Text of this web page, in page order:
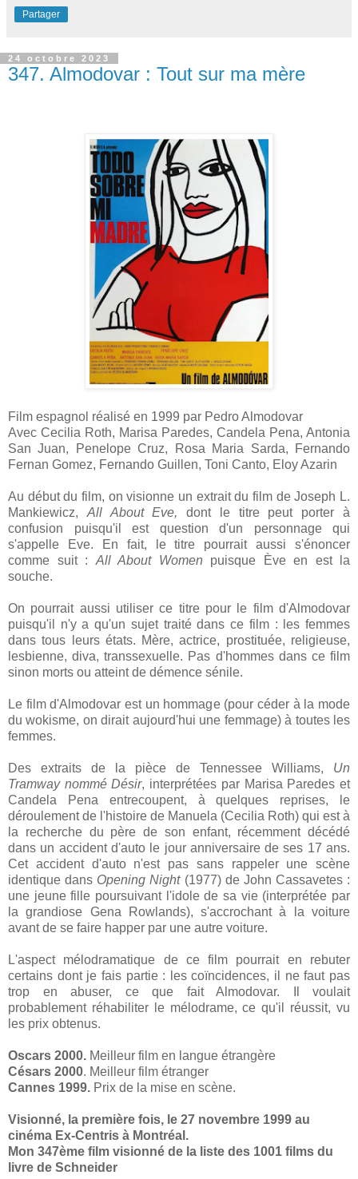
Partager
24 octobre 2023
347. Almodovar : Tout sur ma mère
Film espagnol réalisé en 1999 par Pedro Almodovar
Avec Cecilia Roth, Marisa Paredes, Candela Pena, Antonia
San Juan, Penelope Cruz, Rosa Maria Sarda, Fernando
Fernan Gomez, Fernando Guillen, Toni Canto, Eloy Azarin
Au début du film, on visionne un extrait du film de Joseph L.
Mankiewicz, All About Eve, dont le titre peut porter à
confusion puisqu'il est question d'un personnage qui
s'appelle Eve. En fait, le titre pourrait aussi s'énoncer
comme suit : All About Women puisque Ève en est la
souche.
On pourrait aussi utiliser ce titre pour le film d'Almodovar
puisqu'il n'y a qu'un sujet traité dans ce film : les femmes
dans tous leurs états. Mère, actrice, prostituée, religieuse,
lesbienne, diva, transsexuelle. Pas d'hommes dans ce film
sinon morts ou atteint de démence sénile.
Le film d'Almodovar est un hommage (pour céder à la mode
du wokisme, on dirait aujourd'hui une femmage) à toutes les
femmes.
Des extraits de la pièce de Tennessee Williams, Un
Tramway nommé Désir, interprétées par Marisa Paredes et
Candela Pena entrecoupent, à quelques reprises, le
déroulement de l'histoire de Manuela (Cecilia Roth) qui est à
la recherche du père de son enfant, récemment décédé
dans un accident d'auto le jour anniversaire de ses 17 ans.
Cet accident d'auto n'est pas sans rappeler une scène
identique dans Opening Night(1977) de John Cassavetes :
une jeune fille poursuivant l'idole de sa vie (interprétée par
la grandiose Gena Rowlands), s'accrochant à la voiture
avant de se faire happer par une autre voiture.
L'aspect mélodramatique de ce film pourrait en rebuter
certains dont je fais partie : les coïncidences, il ne faut pas
trop en abuser, ce que fait Almodovar. Il voulait
probablement réhabiliter le mélodrame, ce qu'il réussit, vu
les prix obtenus.
Oscars 2000. Meilleur film en langue étrangère
Césars 2000. Meilleur film étranger
Cannes 1999. Prix de la mise en scène.
Visionné, la première fois, le 27 novembre 1999 au
cinéma Ex-Centris à Montréal.
Mon 347ème film visionné de la liste des 1001 films du
livre de Schneider